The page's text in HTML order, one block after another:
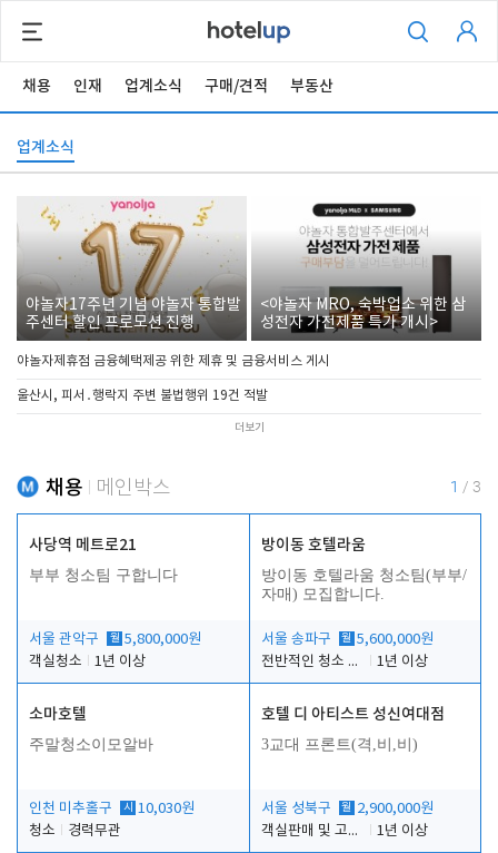
채용 인재 업계소식 구매/견적 부동산
업계소식
야놀자17주년 기념 야놀자 통합발
주센터 할인 프로모션 진행
<야놀자 MRO, 숙박업소 위한 삼
성전자 가전제품 특가 개시>
야놀자제휴점 금융혜택제공 위한 제휴 및 금융서비스 게시
울산시, 피서․행락지 주변 불법행위 19건 적발
더보기
채용 메인박스 1 / 3
사당역 메트로21
부부 청소팀 구합니다
서울 관악구 월 5,800,000원
객실청소
1년 이상
방이동 호텔라움
방이동 호텔라움 청소팀(부부/
자매) 모집합니다.
서울 송파구 월 5,600,000원
전반적인 청소 업무(객실청소.객실정리)
1년 이상
소마호텔
주말청소이모알바
인천 미추홀구 시 10,030원
청소
경력무관
호텔 디 아티스트 성신여대점
3교대 프론트(격,비,비)
서울 성북구 월 2,900,000원
객실판매 및 고객응대
1년 이상